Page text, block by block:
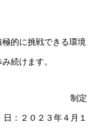
的に挑戦できる環境
続けます。
日：２０２３年４月１